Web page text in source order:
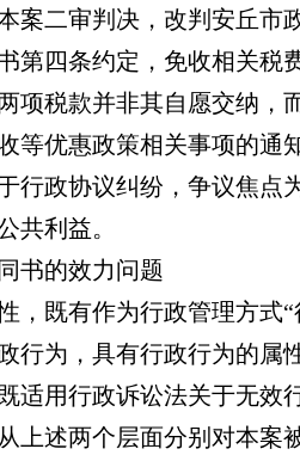
案二审判决，改判安丘市
第四条约定，免收相关税
项税款并非其自愿交纳，
等优惠政策相关事项的通
行政协议纠纷，争议焦点
共利益。
书的效力问题
，既有作为行政管理方式
行为，具有行政行为的属
适用行政诉讼法关于无效
上述两个层面分别对本案